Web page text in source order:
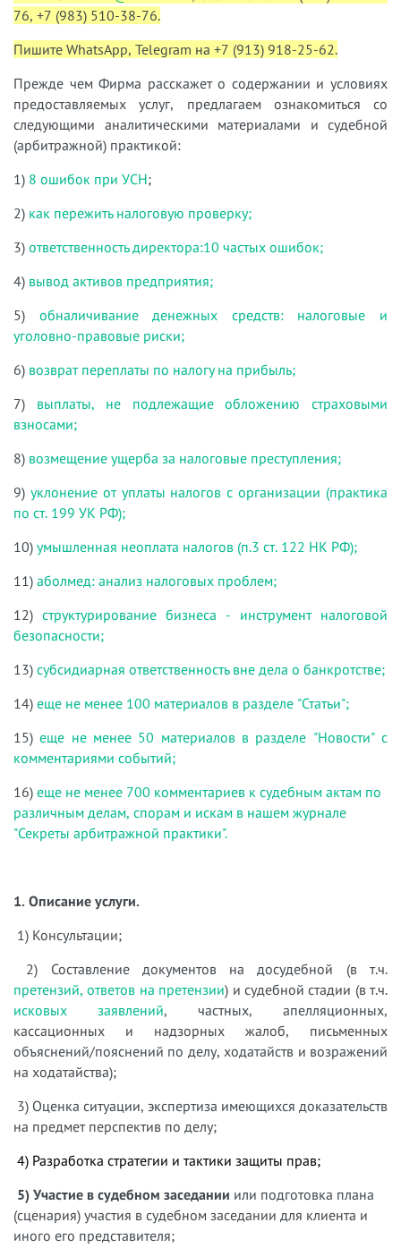
76, +7 (983) 510-38-76.
Пишите WhatsApp, Telegram на +7 (913) 918-25-62.
Прежде чем Фирма расскажет о содержании и условиях
предоставляемых услуг, предлагаем ознакомиться со
следующими аналитическими материалами и судебной
(арбитражной) практикой:
1) 8 ошибок при УСН;
2) как пережить налоговую проверку;
3) ответственность директора:10 частых ошибок;
4) вывод активов предприятия;
5) обналичивание денежных средств: налоговые и
уголовно-правовые риски;
6) возврат переплаты по налогу на прибыль;
7) выплаты, не подлежащие обложению страховыми
взносами;
8) возмещение ущерба за налоговые преступления;
9) уклонение от уплаты налогов с организации (практика
по ст. 199 УК РФ);
10) умышленная неоплата налогов (п.3 ст. 122 НК РФ);
11) аболмед: анализ налоговых проблем;
12) структурирование бизнеса - инструмент налоговой
безопасности;
13) субсидиарная ответственность вне дела о банкротстве;
14) еще не менее 100 материалов в разделе "Статьи";
15)еще не менее 50 материалов в разделе "Новости" с
комментариями событий;
16) еще не менее 700 комментариев к судебным актам по
различным делам, спорам и искам в нашем журнале
"Секреты арбитражной практики".
1. Описание услуги.
1) Консультации;
2) Составление документов на досудебной (в т.ч.
претензий, ответов на претензии) и судебной стадии (в т.ч.
исковых заявлений, частных, апелляционных,
кассационных и надзорных жалоб, письменных
объяснений/пояснений по делу, ходатайств и возражений
на ходатайства);
3) Оценка ситуации, экспертиза имеющихся доказательств
на предмет перспектив по делу;
4) Разработка стратегии и тактики защиты прав;
5) Участие в судебном заседании или подготовка плана
(сценария) участия в судебном заседании для клиента и
иного его представителя;